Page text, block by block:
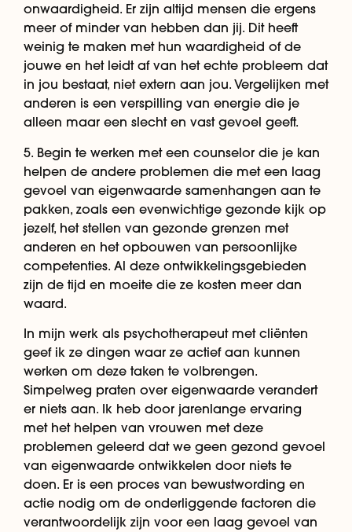
onwaardigheid. Er zijn altijd mensen die ergens
meer of minder van hebben dan jij. Dit heeft
weinig te maken met hun waardigheid of de
jouwe en het leidt af van het echte probleem dat
in jou bestaat, niet extern aan jou. Vergelijken met
anderen is een verspilling van energie die je
alleen maar een slecht en vast gevoel geeft.
5. Begin te werken met een counselor die je kan
helpen de andere problemen die met een laag
gevoel van eigenwaarde samenhangen aan te
pakken, zoals een evenwichtige gezonde kijk op
jezelf, het stellen van gezonde grenzen met
anderen en het opbouwen van persoonlijke
competenties. Al deze ontwikkelingsgebieden
zijn de tijd en moeite die ze kosten meer dan
waard.
In mijn werk als psychotherapeut met cliënten
geef ik ze dingen waar ze actief aan kunnen
werken om deze taken te volbrengen.
Simpelweg praten over eigenwaarde verandert
er niets aan. Ik heb door jarenlange ervaring
met het helpen van vrouwen met deze
problemen geleerd dat we geen gezond gevoel
van eigenwaarde ontwikkelen door niets te
doen. Er is een proces van bewustwording en
actie nodig om de onderliggende factoren die
verantwoordelijk zijn voor een laag gevoel van